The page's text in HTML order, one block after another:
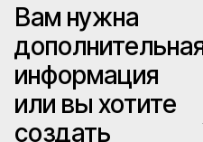
Вам нужна
информация
или вы хотите
создать